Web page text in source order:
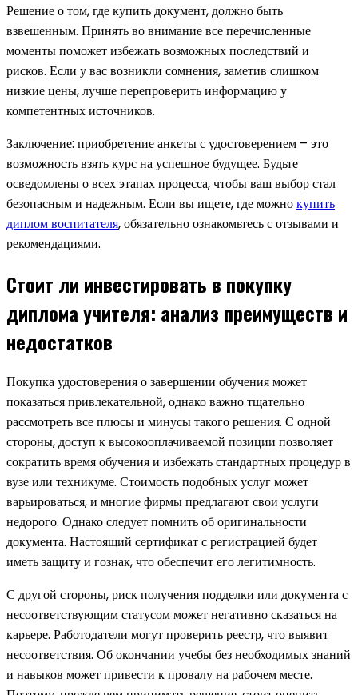
Решение о том, где купить документ, должно быть
взвешенным. Принять во внимание все перечисленные
моменты поможет избежать возможных последствий и
рисков. Если у вас возникли сомнения, заметив слишком
низкие цены, лучше перепроверить информацию у
компетентных источников.
Заключение: приобретение анкеты с удостоверением – это
возможность взять курс на успешное будущее. Будьте
осведомлены о всех этапах процесса, чтобы ваш выбор стал
безопасным и надежным. Если вы ищете, где можнокупить
диплом воспитателя, обязательно ознакомьтесь с отзывами и
рекомендациями.
Стоит ли инвестировать в покупку
диплома учителя: анализ преимуществ и
недостатков
Покупка удостоверения о завершении обучения может
показаться привлекательной, однако важно тщательно
рассмотреть все плюсы и минусы такого решения. С одной
стороны, доступ к высокооплачиваемой позиции позволяет
сократить время обучения и избежать стандартных процедур в
вузе или техникуме. Стоимость подобных услуг может
варьироваться, и многие фирмы предлагают свои услуги
недорого. Однако следует помнить об оригинальности
документа. Настоящий сертификат с регистрацией будет
иметь защиту и гознак, что обеспечит его легитимность.
С другой стороны, риск получения подделки или документа с
несоответствующим статусом может негативно сказаться на
карьере. Работодатели могут проверить реестр, что выявит
несоответствия. Об окончании учебы без необходимых знаний
и навыков может привести к провалу на рабочем месте.